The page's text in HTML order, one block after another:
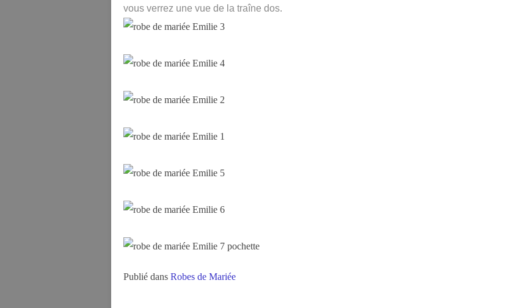
vous verrez une vue de la traîne dos.
Publié dans Robes de Mariée